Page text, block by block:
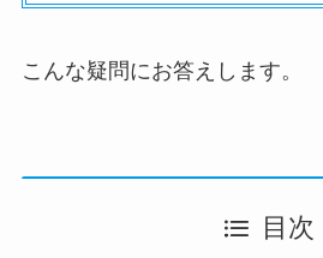
こんな疑問にお答えします。
目次